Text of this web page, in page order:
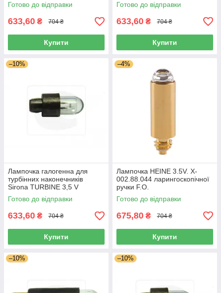
Готово до відправки
633,60 ₴ 704 ₴
Купити
Готово до відправки
633,60 ₴ 704 ₴
Купити
–10%
Лампочка галогенна для
турбінних наконечників
Sirona TURBINE 3,5 V
Готово до відправки
633,60 ₴ 704 ₴
Купити
–4%
Лампочка HEINE 3.5V. X-
002.88.044 ларингоскопічної
ручки F.O.
Готово до відправки
675,80 ₴ 704 ₴
Купити
–10% –10%